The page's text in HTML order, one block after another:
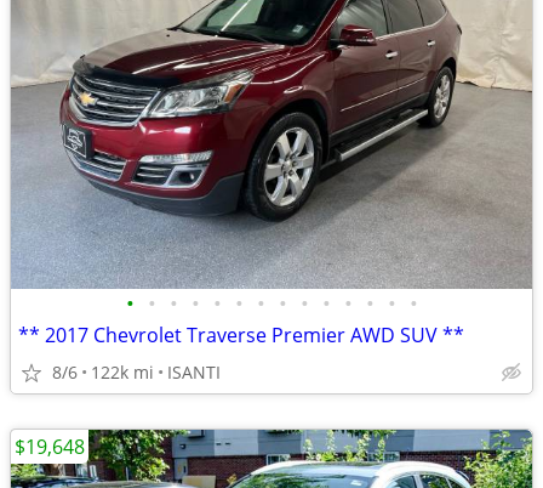
• • • • • • • • • • • • • •
** 2017 Chevrolet Traverse Premier AWD SUV **
8/6 122k mi ISANTI
$19,648